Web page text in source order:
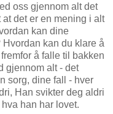
oss gjennom alt det
det er en mening i alt
kan dine
kan du klare å
å falle til bakken
gjennom alt - det
sorg, dine fall - hver
Han svikter deg aldri
han har lovet.